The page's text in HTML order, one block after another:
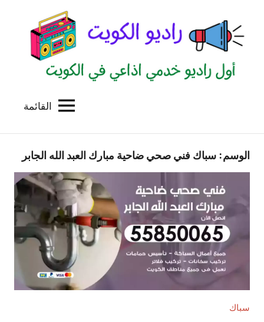
المحتوى
الكويت
للاعلانات
القائمة
الوسم: سباك فني صحي ضاحية مبارك العبد الله الجابر
سباك